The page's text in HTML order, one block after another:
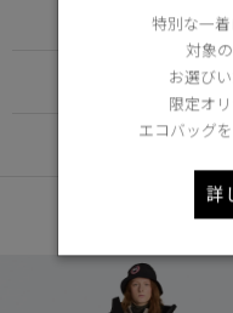
あな
特別な一着
対象
お選び
限定オ
エコバッグ
詳